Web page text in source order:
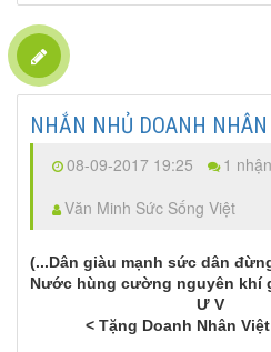
NHẮN NHỦ DOANH NHÂN
08-09-2017 19:25 1
Văn Minh Sức Sống Việt
(...Dân giàu mạnh sức dân
Nước hùng cường nguyên khí
Ư V
< Tặng Doanh Nhân Việt